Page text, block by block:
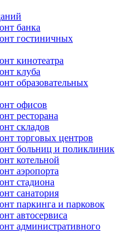
банка
гостиничных
кинотеатра
клуба
образовательных
офисов
ресторана
складов
торговых центров
больниц и поликлиник
котельной
аэропорта
стадиона
санатория
паркинга и парковок
автосервиса
административного